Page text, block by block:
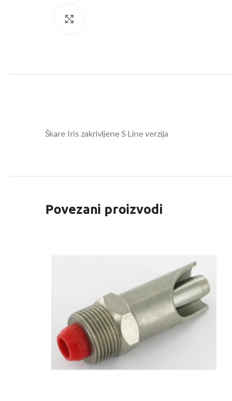
Škare Iris zakrivljene S Line verzija
Povezani proizvodi